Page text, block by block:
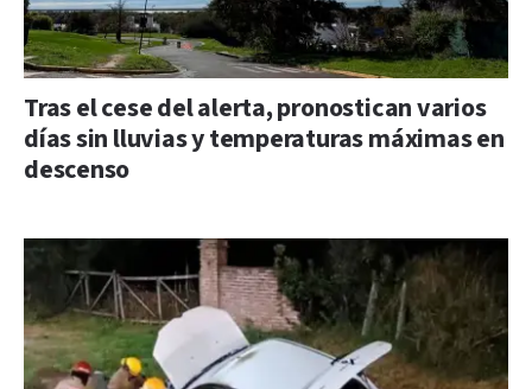
Tras el cese del alerta, pronostican varios
días sin lluvias y temperaturas máximas en
descenso